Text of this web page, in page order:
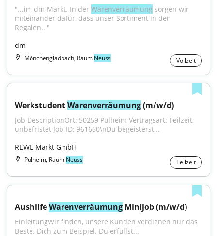
"...im dm-Markt. In der Warenverräumung sorgen wir
miteinander dafür, dass unser Sortiment in den
Regalen..."
dm
Mönchengladbach, Raum Neuss Vollzeit
Werkstudent Warenverräumung (m/w/d)
Job DescriptionOrt: 50259 Pulheim Vertragsart: Teilzeit,
unbefristet Job-ID: 961660\nDu begeisterst...
REWE Markt GmbH
Pulheim, Raum Neuss Teilzeit
Aushilfe Warenverräumung Minijob (m/w/d)
EinleitungWir finden, unsere Kunden verdienen nur das
Beste. Dich zum Beispiel. Du erfüllst...